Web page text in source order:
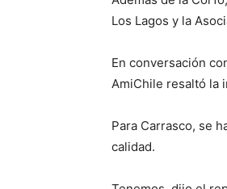
Los Lagos y la
En conversación
AmiChile resaltó la
Para Carrasco, se
calidad.